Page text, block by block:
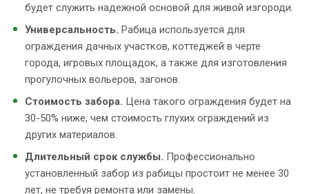
будет служить надежной основой для живой изгороди.
Универсальность. Рабица используется для
ограждения дачных участков, коттеджей в черте
города, игровых площадок, а также для изготовления
прогулочных вольеров, загонов.
Стоимость забора. Цена такого ограждения будет на
30-50% ниже, чем стоимость глухих ограждений из
других материалов.
Длительный срок службы. Профессионально
установленный забор из рабицы простоит не менее 30
лет, не требуя ремонта или замены.